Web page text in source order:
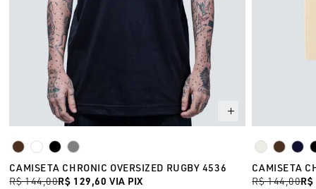
CAMISETA CHRONIC OVERSIZED RUGBY 4536
R$ 129,60 VIA PIX
R$ 144,00
CAMISETA
R$ 144,00